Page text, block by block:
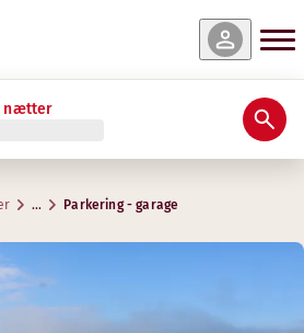
nætter
… Parkering - garage